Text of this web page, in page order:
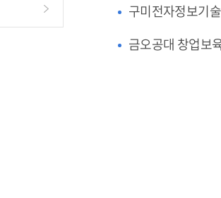
구미전자정보기
금오공대 창업보